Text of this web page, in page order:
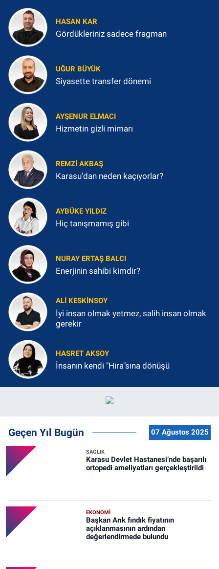
HASAN KAR
Gördükleriniz sadece fragman
UĞUR BÜYÜK
Siyasette transfer dönemi
AYŞENUR ELMACI
Hizmetin gizli mimarı
REMZI AKBAŞ
Karasu'dan neden kaçıyorlar?
AYBÜKE YILDIZ
Hiç tanışmamış gibi
NURAY ERTAŞ BALCI
Enerjinin sahibi kimdir?
ALI KESKINSOY
İyi insan olmak yetmez, salih insan olmak
gerekir
HASRET AKSOY
İnsanın kendi "Hira"sına dönüşü
Geçen Yıl Bugün 07 Ağustos 2025
SAĞLIK
Karasu Devlet Hastanesi’nde başarılı
ortopedi ameliyatları gerçekleştirildi
EKONOMİ
Başkan Arık fındık fiyatının
açıklanmasının ardından
değerlendirmede bulundu